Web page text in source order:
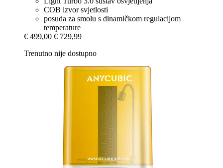
COB izvor svjetlosti
posuda za smolu s dinamičkom regulacijom
temperature
€ 499,00 € 729,99
Trenutno nije dostupno